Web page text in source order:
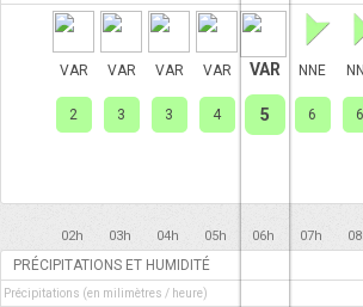
VAR VAR VAR VAR VAR NNE
2 3 3 4 5 6 6
02h 03h 04h 05h 06h 07h
PRÉCIPITATIONS ET HUMIDITÉ
Précipitations (en milimètres / heure)